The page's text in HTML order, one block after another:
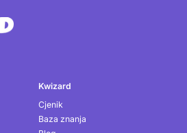
Kwizard
Cjenik
Baza znanja